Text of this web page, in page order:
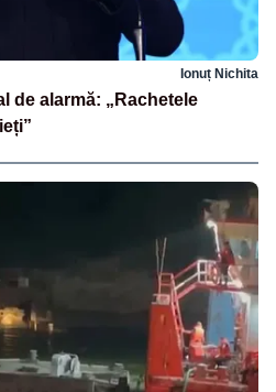
Ionuț Nichita
de alarmă: „Rachetele